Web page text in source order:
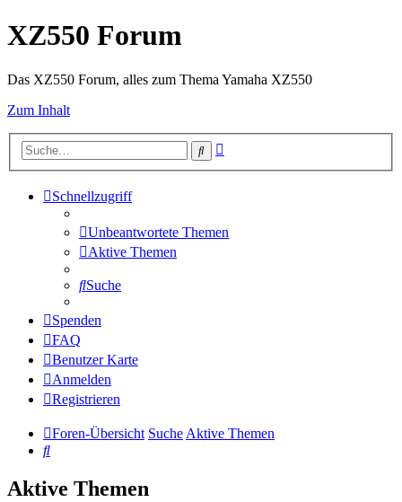
XZ550 Forum
Das XZ550 Forum, alles zum Thema Yamaha XZ550
Zum Inhalt
Suche
Schnellzugriff
Unbeantwortete Themen
Aktive Themen
Suche
Spenden
FAQ
Benutzer Karte
Anmelden
Registrieren
Foren-Übersicht SucheAktive Themen
Suche
Aktive Themen